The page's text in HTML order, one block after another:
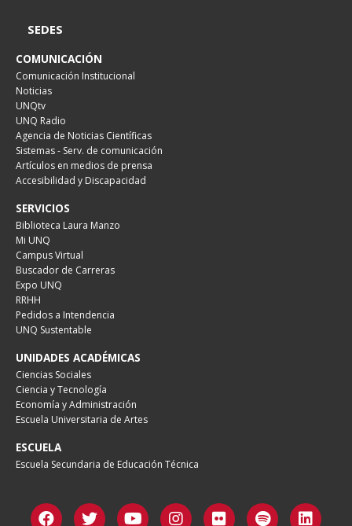
SEDES
COMUNICACIÓN
Comunicación Institucional
Noticias
UNQtv
UNQ Radio
Agencia de Noticias Científicas
Sistemas - Serv. de comunicación
Artículos en medios de prensa
Accesibilidad y Discapacidad
SERVICIOS
Biblioteca Laura Manzo
Mi UNQ
Campus Virtual
Buscador de Carreras
Expo UNQ
RRHH
Pedidos a Intendencia
UNQ Sustentable
UNIDADES ACADÉMICAS
Ciencias Sociales
Ciencia y Tecnología
Economía y Administración
Escuela Universitaria de Artes
ESCUELA
Escuela Secundaria de Educación Técnica